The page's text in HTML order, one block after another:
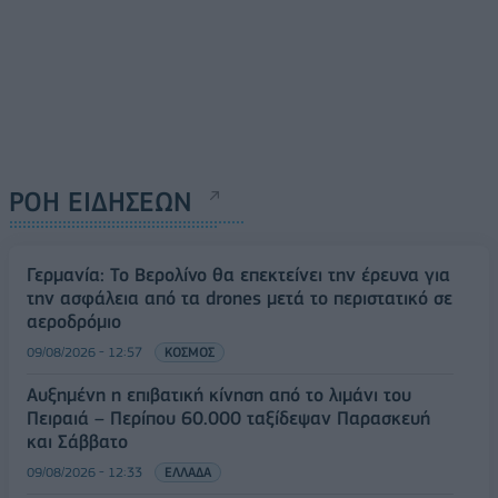
ΡΟΗ ΕΙΔΗΣΕΩΝ
Γερμανία: Το Βερολίνο θα επεκτείνει την έρευνα για
την ασφάλεια από τα drones μετά το περιστατικό σε
αεροδρόμιο
09/08/2026 - 12:57 ΚΟΣΜΟΣ
Αυξημένη η επιβατική κίνηση από το λιμάνι του
Πειραιά – Περίπου 60.000 ταξίδεψαν Παρασκευή
και Σάββατο
09/08/2026 - 12:33 ΕΛΛΑΔΑ